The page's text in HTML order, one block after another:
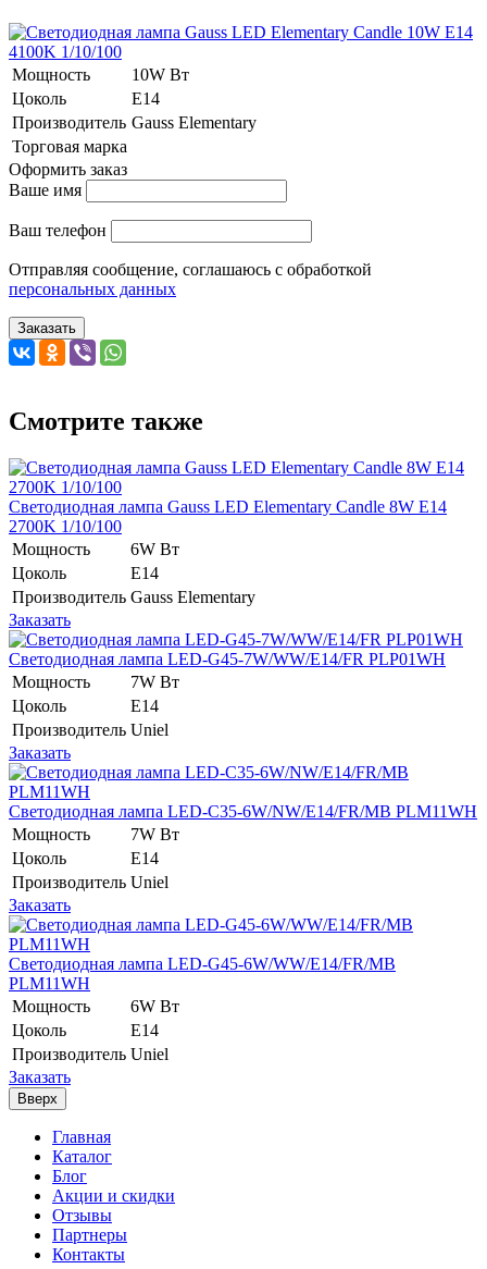
Мощность
10W Вт
Цоколь
E14
Производитель Gauss Elementary
Торговая марка
Оформить заказ
Ваше имя
Ваш телефон
Отправляя сообщение, соглашаюсь с обработкой
персональных данных
Заказать
Смотрите также
Светодиодная лампа Gauss LED Elementary Candle 8W E14
2700K 1/10/100
Мощность
6W Вт
Цоколь
E14
Производитель Gauss Elementary
Заказать
Светодиодная лампа LED-G45-7W/WW/E14/FR PLP01WH
Мощность
7W Вт
Цоколь
E14
Производитель Uniel
Заказать
Светодиодная лампа LED-C35-6W/NW/E14/FR/MB PLM11WH
Мощность
7W Вт
Цоколь
E14
Производитель Uniel
Заказать
Светодиодная лампа LED-G45-6W/WW/E14/FR/MB
PLM11WH
Мощность
6W Вт
Цоколь
E14
Производитель Uniel
Заказать
Вверх
Главная
Каталог
Блог
Акции и скидки
Отзывы
Партнеры
Контакты